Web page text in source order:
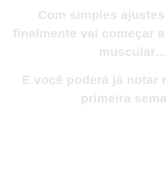
Com simples
finalmente vai começar
muscular…
E você poderá já notar
primeira